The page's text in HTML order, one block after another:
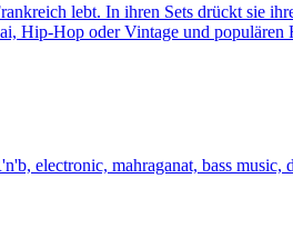
lebt. In ihren Sets drückt sie
Hip-Hop oder Vintage und populären
electronic, mahraganat, bass